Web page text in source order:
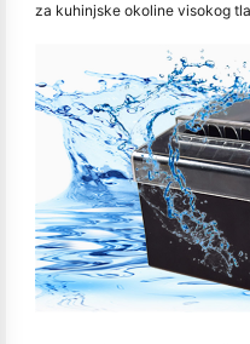
za kuhinjske okoline visokog